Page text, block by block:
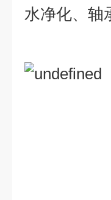
水净化、轴